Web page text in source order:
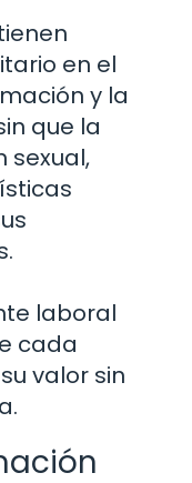
en el
y la
que la
sexual,
laboral
cada
valor sin